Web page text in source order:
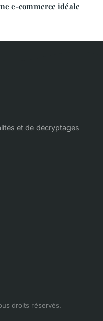
e-commerce idéale
et de décryptages
droits réservés.